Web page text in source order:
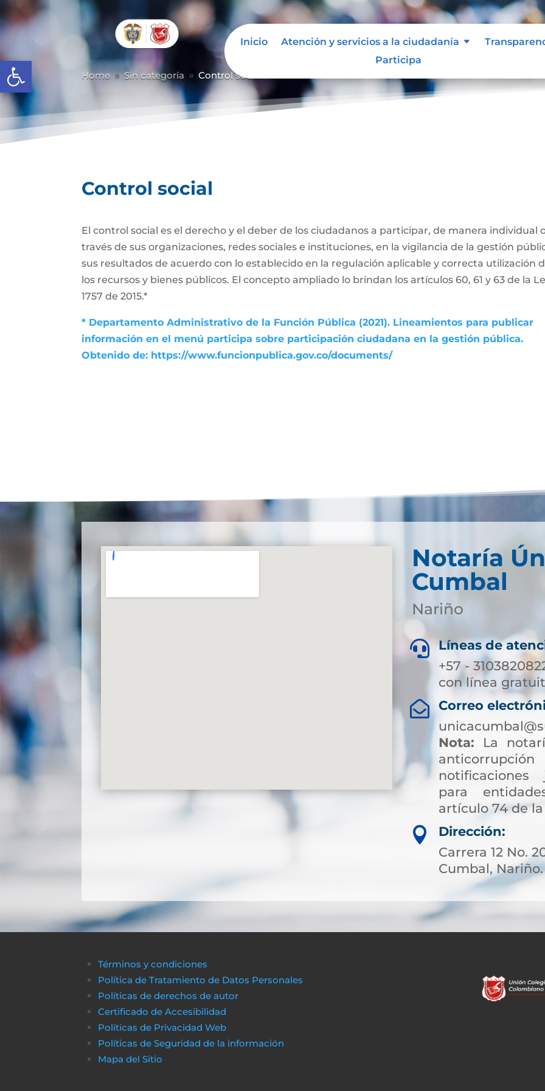
Abrir barra de herramientas
Inicio Atención y servicios a la ciudadanía
Participa
Home 9 Sin categoría 9 Control social
Control social
El control social es el derecho y el deber de los ciudadanos a participar, de manera individual
través de sus organizaciones, redes sociales e instituciones, en la vigilancia de la gestión
sus resultados de acuerdo con lo establecido en la regulación aplicable y correcta utilización
los recursos y bienes públicos. El concepto ampliado lo brindan los artículos 60, 61 y 63 de la
1757 de 2015.*
* Departamento Administrativo de la Función Pública (2021). Lineamientos para publicar
información en el menú participa sobre participación ciudadana en la gestión pública.
Obtenido de: https://www.funcionpublica.gov.co/documents/
Notaría
Cumbal
Nariño
 Líneas de
+57 -
con línea

Correo
Nota: La
para
artículo 74 de la

Dirección:
Carrera 12 No.
Cumbal, Nariño.
Términos y condiciones
Política de Tratamiento de Datos Personales
Políticas de derechos de autor
Certificado de Accesibilidad
Políticas de Privacidad Web
Políticas de Seguridad de la información
Mapa del Sitio